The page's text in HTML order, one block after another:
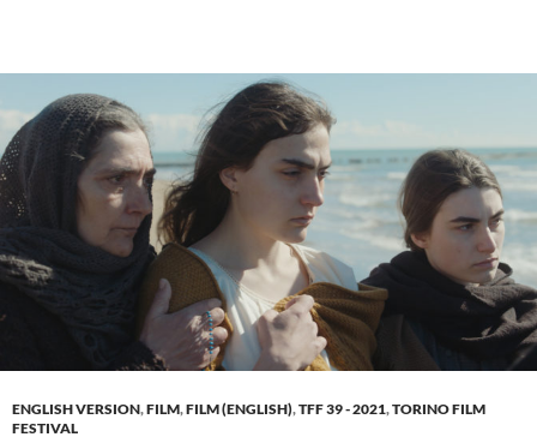
ENGLISH VERSION,FILM,FILM (ENGLISH),TFF 39 - 2021,TORINO FILM
FESTIVAL